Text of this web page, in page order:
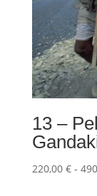
13 –
220,00 € -